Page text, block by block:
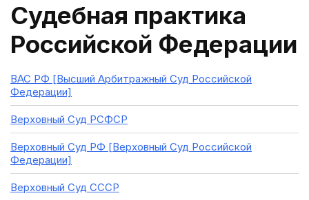
Судебная практика
Российской Федерации
ВАС РФ [Высший Арбитражный Суд Российской
Федерации]
Верховный Суд РСФСР
Верховный Суд РФ [Верховный Суд Российской
Федерации]
Верховный Суд СССР